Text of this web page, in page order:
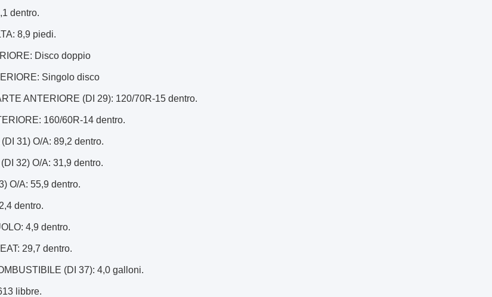
dentro.
8,9 piedi.
Disco doppio
Singolo disco
ANTERIORE (DI 29): 120/70R-15 dentro.
160/60R-14 dentro.
31) O/A: 89,2 dentro.
32) O/A: 31,9 dentro.
O/A: 55,9 dentro.
dentro.
4,9 dentro.
29,7 dentro.
(DI 37): 4,0 galloni.
libbre.